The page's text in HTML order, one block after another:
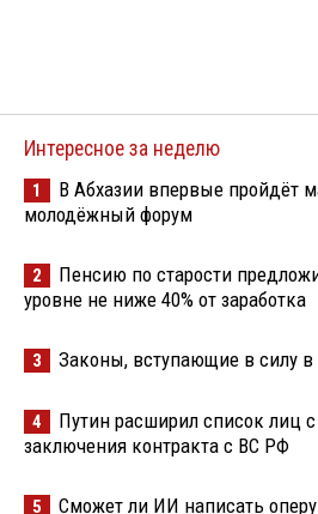
Интересное за неделю
1
В Абхазии впервые пройдёт
молодёжный форум
2
Пенсию по старости
уровне не ниже 40% от заработка
3 Законы, вступающие в силу в
4
Путин расширил список лиц
заключения контракта с ВС РФ
5 Сможет ли ИИ написать